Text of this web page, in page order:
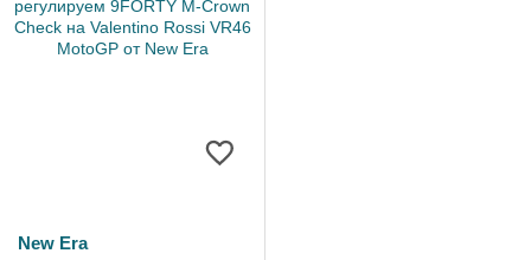
New Era